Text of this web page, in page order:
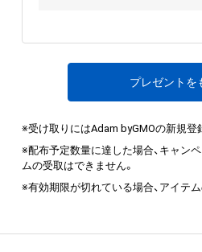
プレゼントを
※受け取りにはAdam byGMOの新規登
※配布予定数量に達した場合、キャン
ムの受取はできません。
※有効期限が切れている場合、アイテ